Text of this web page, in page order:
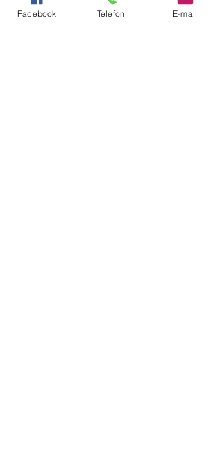
Facebook Telefon E-mail